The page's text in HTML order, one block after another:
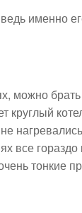
именно
можно
круглый
все
тонкие